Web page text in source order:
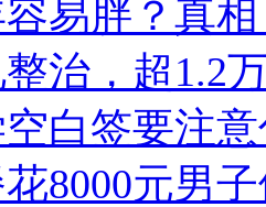
容易胖？真
治，超1.2
白签要注
8000元男